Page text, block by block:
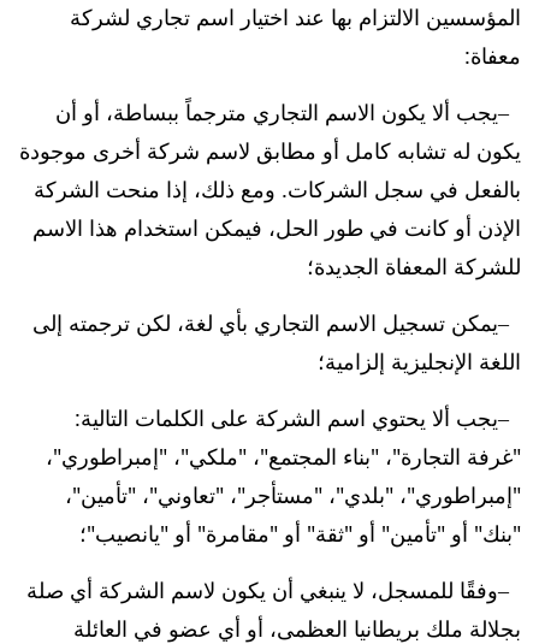
المؤسسين الالتزام بها عند اختيار اسم تجاري لشركة
معفاة:
يجب ألا يكون الاسم التجاري مترجماً ببساطة، أو أن
يكون له تشابه كامل أو مطابق لاسم شركة أخرى موجودة
بالفعل في سجل الشركات. ومع ذلك، إذا منحت الشركة
الإذن أو كانت في طور الحل، فيمكن استخدام هذا الاسم
للشركة المعفاة الجديدة؛
يمكن تسجيل الاسم التجاري بأي لغة، لكن ترجمته إلى
اللغة الإنجليزية إلزامية؛
يجب ألا يحتوي اسم الشركة على الكلمات التالية:
"غرفة التجارة"، "بناء المجتمع"، "ملكي"، "إمبراطوري"،
"إمبراطوري"، "بلدي"، "مستأجر"، "تعاوني"، "تأمين"،
"بنك" أو "تأمين" أو "ثقة" أو "مقامرة" أو "يانصيب"؛
وفقًا للمسجل، لا ينبغي أن يكون لاسم الشركة أي صلة
بجلالة ملك بريطانيا العظمى، أو أي عضو في العائلة